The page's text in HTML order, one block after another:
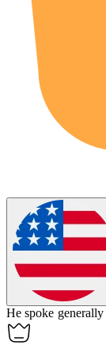
He spoke generally